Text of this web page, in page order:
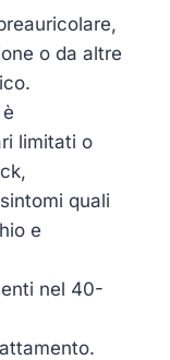
o da altre
limitati o
quali
e
nel 40-